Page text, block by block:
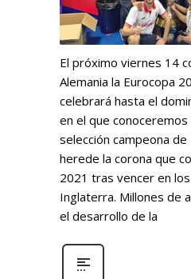
El próximo viernes 14
Alemania la Eurocopa
celebrará hasta el
en el que conoceremos
selección campeona de
herede la corona que
2021 tras vencer en
Inglaterra. Millones de
el desarrollo de la